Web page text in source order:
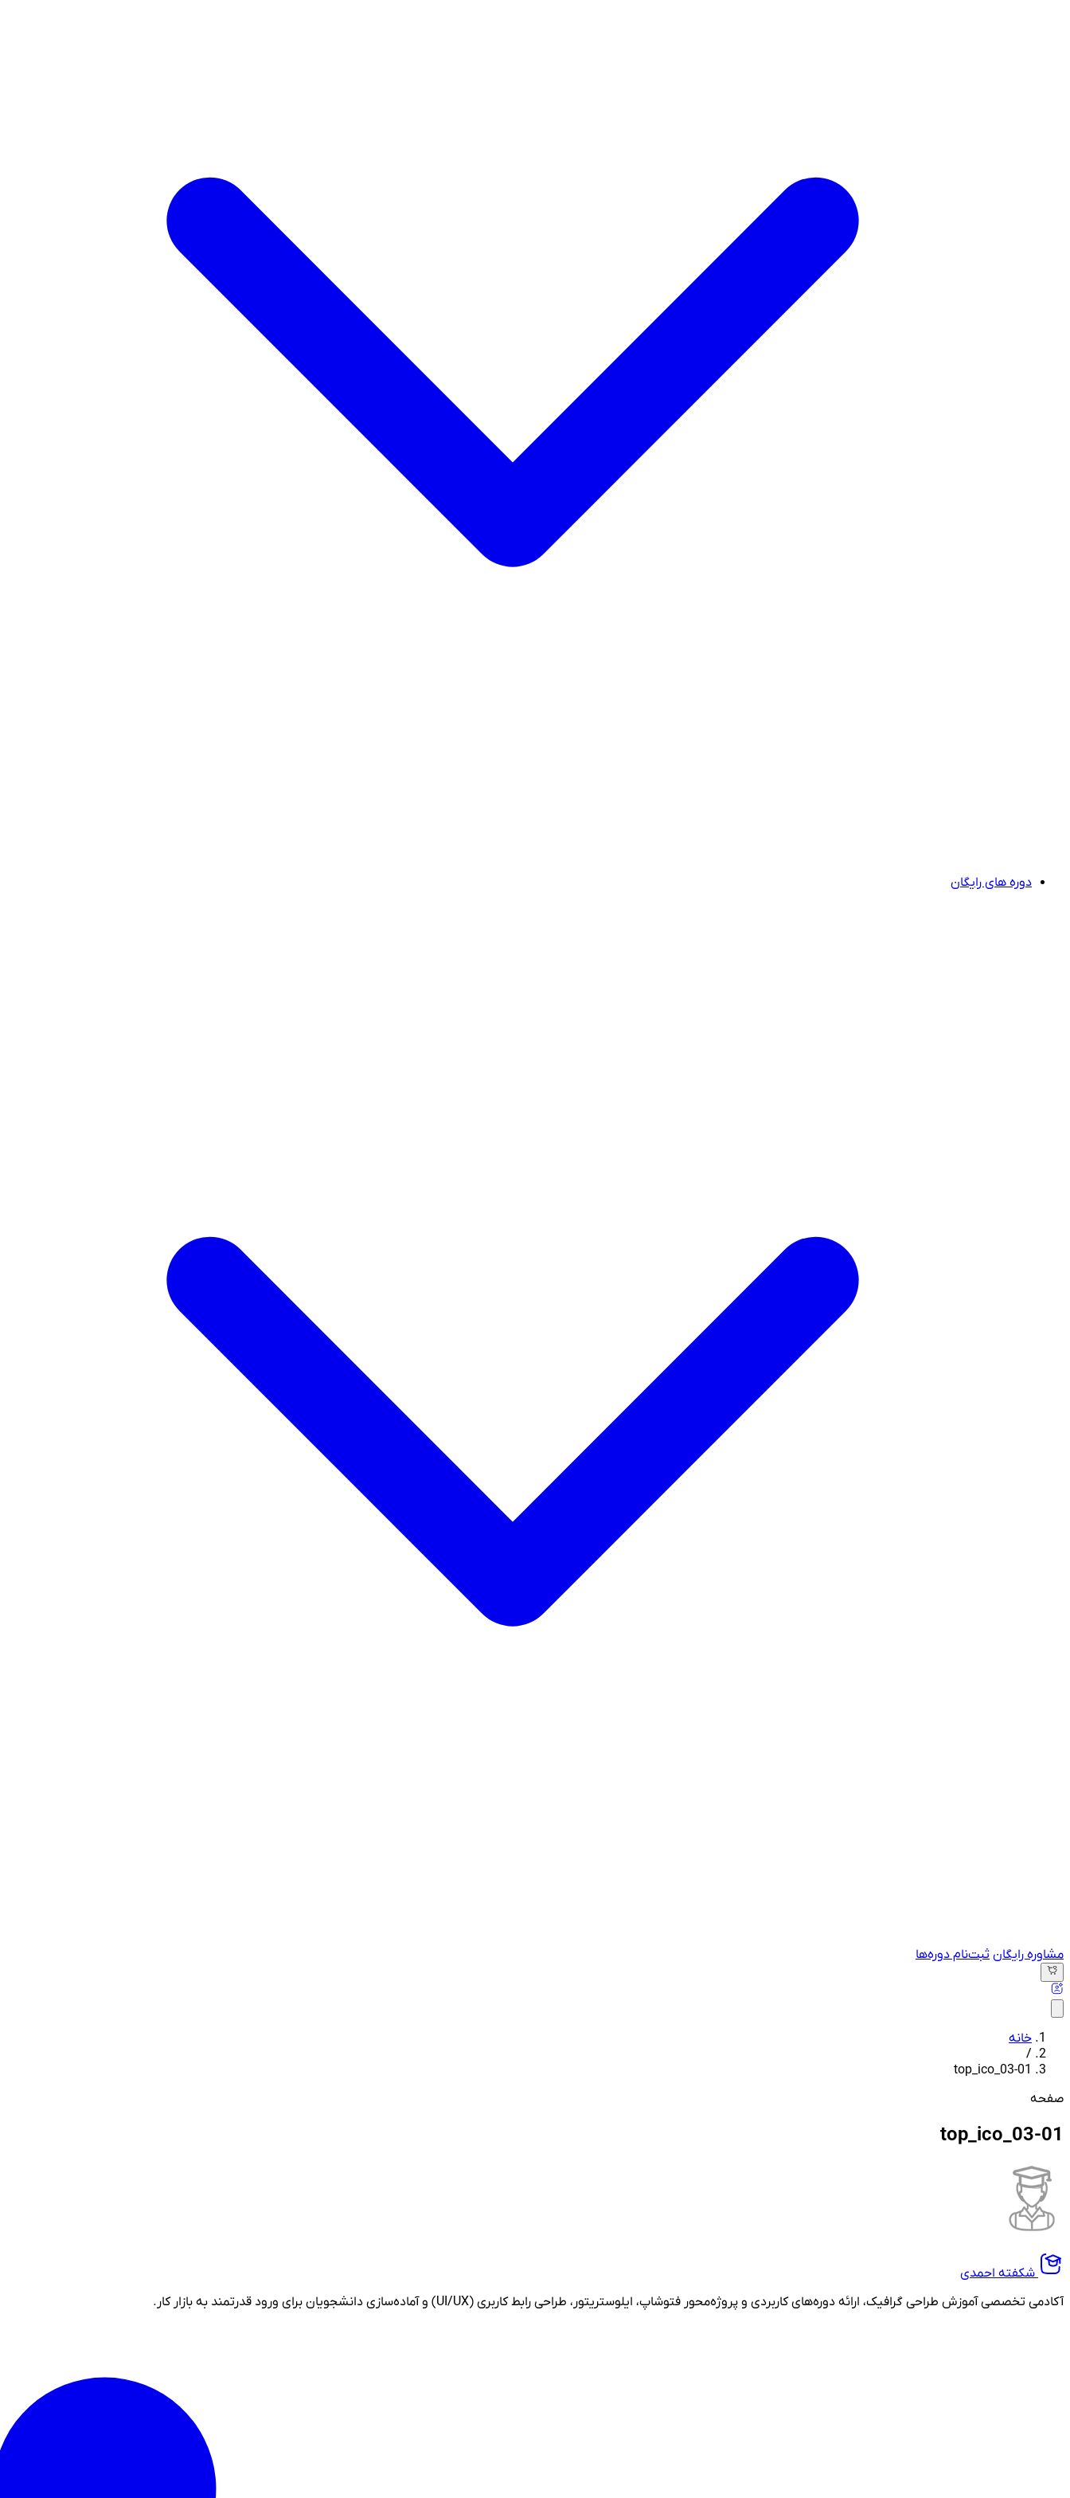
دوره های رایگان
مشاوره رایگان ثبت‌نام دوره‌ها
خانه
/
top_ico_03-01
صفحه
top_ico_03-01
شکفته احمدی
آکادمی تخصصی آموزش طراحی گرافیک، ارائه دوره‌های کاربردی و پروژه‌محور فتوشاپ، ایلوستریتور، طراحی رابط کاربری (UI/UX) و آماده‌سازی دانشجویان برای ورود قدرتمند به بازار کار.